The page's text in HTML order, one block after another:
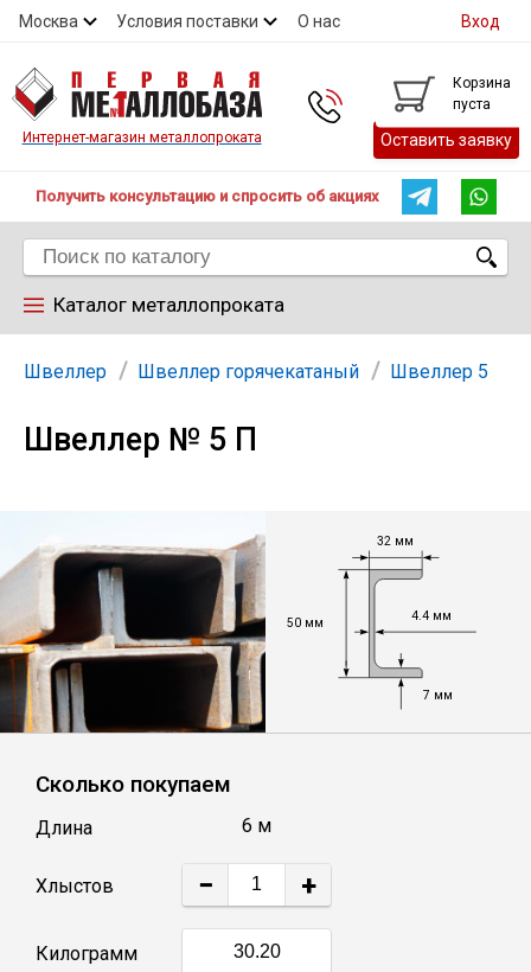
Москва Условия поставки О нас
Контакты
Вход
Интернет-магазин металлопроката
Корзина
пуста
Оставить заявку
Получить консультацию и спросить об акциях
Каталог металлопроката
Арматура
Труба
Балка
Квадрат стальной
Труба профильная
Швеллер Швеллер горячекатаный Швеллер 5
Швеллер № 5 П
32 мм
50 мм 4.4 мм
7 мм
Сколько покупаем
Длина 6 м
Хлыстов − +
Килограмм